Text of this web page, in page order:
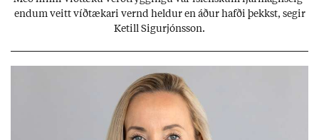
end­um veitt víð­tæk­ari vernd held­ur en áð­ur hafði þekkst, seg­ir
Ketill Sig­ur­jóns­son.